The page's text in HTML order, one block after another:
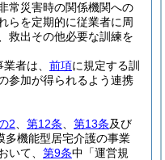
常災害時の関係機関への
らを定期的に従業者に周
救出その他必要な訓練を
者は、 前項に規定する訓
参加が得られるよう連携
2 第12条 第13条及び
多機能型居宅介護の事業
いて、 第9条中「運営規